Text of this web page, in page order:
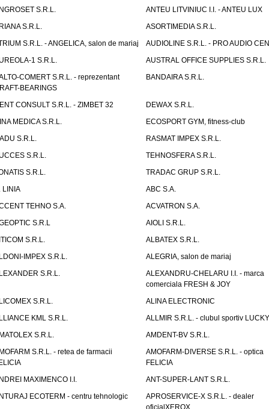
S.R.L.
ANTEU LITVINIUC I.I. - ANTEU LUX
S.R.L.
ASORTIMEDIA S.R.L.
S.R.L. - ANGELICA, salon de mariaj
AUDIOLINE S.R.L. - PRO AUDIO
1 S.R.L.
AUSTRAL OFFICE SUPPLIES S.R.L.
COMERT S.R.L. - reprezentant
BEARINGS
BANDAIRA S.R.L.
CONSULT S.R.L. - ZIMBET 32
DEWAX S.R.L.
MEDICA S.R.L.
ECOSPORT GYM, fitness-club
S.R.L.
RASMAT IMPEX S.R.L.
S.R.L.
TEHNOSFERA S.R.L.
S.R.L.
TRADAC GRUP S.R.L.
LINIA
ABC S.A.
TEHNO S.A.
ACVATRON S.A.
S.R.L
AIOLI S.R.L.
S.R.L.
ALBATEX S.R.L.
IMPEX S.R.L.
ALEGRIA, salon de mariaj
S.R.L.
ALEXANDRU-CHELARU I.I. - marca
comerciala FRESH & JOY
S.R.L.
ALINA ELECTRONIC
KML S.R.L.
ALLMIR S.R.L. - clubul sportiv
S.R.L.
AMDENT-BV S.R.L.
S.R.L. - retea de farmacii
AMOFARM-DIVERSE S.R.L. - optica
FELICIA
MAXIMENCO I.I.
ANT-SUPER-LANT S.R.L.
ECOTERM - centru tehnologic
APROSERVICE-X S.R.L. - dealer
oficialXEROX